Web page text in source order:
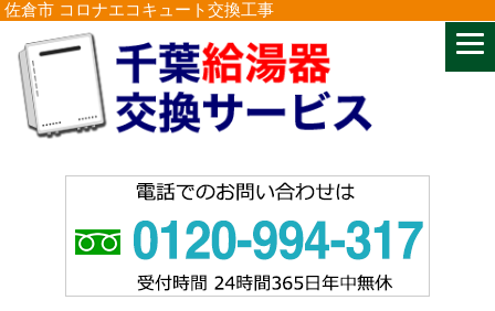
佐倉市 コロナエコキュート交換工事